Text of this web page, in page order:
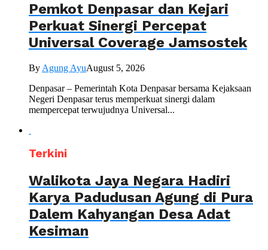
Pemkot Denpasar dan Kejari
Perkuat Sinergi Percepat
Universal Coverage Jamsostek
By Agung AyuAugust 5, 2026
Denpasar – Pemerintah Kota Denpasar bersama Kejaksaan
Negeri Denpasar terus memperkuat sinergi dalam
mempercepat terwujudnya Universal...
Terkini
Walikota Jaya Negara Hadiri
Karya Padudusan Agung di Pura
Dalem Kahyangan Desa Adat
Kesiman